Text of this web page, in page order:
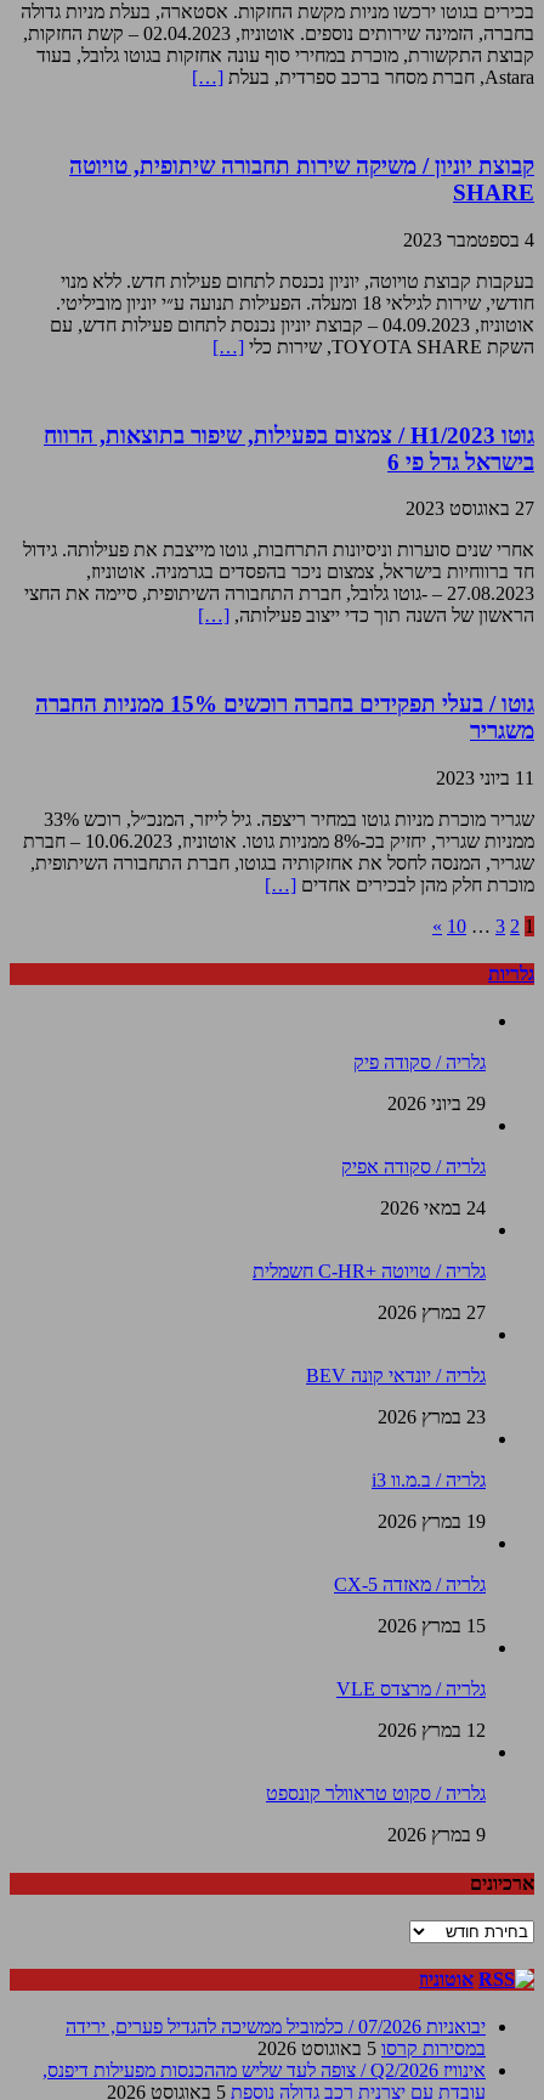
בכירים בגוטו ירכשו מניות מקשת החזקות. אסטארה, בעלת מניות גדולה
בחברה, הזמינה שירותים נוספים. אוטוניוז, 02.04.2023 – קשת החזקות,
קבוצת התקשורת, מוכרת במחירי סוף עונה אחזקות בגוטו גלובל, בעוד
Astara, חברת מסחר ברכב ספרדית, בעלת
[…]
קבוצת יוניון / משיקה שירות תחבורה שיתופית, טויוטה
SHARE
4 בספטמבר 2023
בעקבות קבוצת טויוטה, יוניון נכנסת לתחום פעילות חדש. ללא מנוי
חודשי, שירות לגילאי 18 ומעלה. הפעילות תנועה ע״י יוניון מוביליטי.
אוטוניוז, 04.09.2023 – קבוצת יוניון נכנסת לתחום פעילות חדש, עם
השקת TOYOTA SHARE, שירות כלי
[…]
גוטו H1/2023 / צמצום בפעילות, שיפור בתוצאות, הרווח
בישראל גדל פי 6
27 באוגוסט 2023
אחרי שנים סוערות וניסיונות התרחבות, גוטו מייצבת את פעילותה. גידול
חד ברווחיות בישראל, צמצום ניכר בהפסדים בגרמניה. אוטוניוז,
27.08.2023 – -גוטו גלובל, חברת התחבורה השיתופית, סיימה את החצי
הראשון של השנה תוך כדי ייצוב פעילותה, […]
גוטו / בעלי תפקידים בחברה רוכשים 15% ממניות החברה
משגריר
11 ביוני 2023
שגריר מוכרת מניות גוטו במחיר ריצפה. גיל לייזר, המנכ״ל, רוכש 33%
ממניות שגריר, יחזיק בכ-8% ממניות גוטו. אוטוניוז, 10.06.2023 – חברת
שגריר, המנסה לחסל את אחזקותיה בגוטו, חברת התחבורה השיתופית,
מוכרת חלק מהן לבכירים אחדים […]
1
2
3
…
10
»
גלריות
גלריה / סקודה פיק
29 ביוני 2026
גלריה / סקודה אפיק
24 במאי 2026
גלריה / טויוטה +C-HR חשמלית
27 במרץ 2026
גלריה / יונדאי קונה BEV
23 במרץ 2026
גלריה / ב.מ.וו i3
19 במרץ 2026
גלריה / מאזדה CX-5
15 במרץ 2026
גלריה / מרצדס VLE
12 במרץ 2026
גלריה / סקוט טראוולר קונספט
9 במרץ 2026
ארכיונים
ארכיונים
אוטוניוז
יבואניות 07/2026 / כלמוביל ממשיכה להגדיל פערים, ירידה
במסירות קרסו 5 באוגוסט 2026
אינוויז Q2/2026 / צופה לעד שליש מההכנסות מפעילות דיפנס,
עובדת עם יצרנית רכב גדולה נוספת 5 באוגוסט 2026